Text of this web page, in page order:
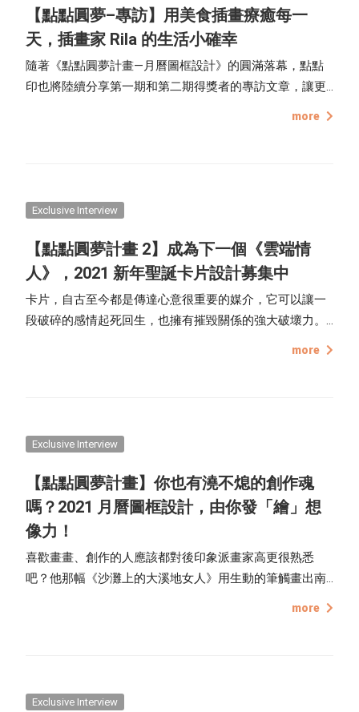
【點點圓夢–專訪】用美食插畫療癒每一
天，插畫家 Rila 的生活小確幸
隨著《點點圓夢計畫—月曆圖框設計》的圓滿落幕，點點
印也將陸續分享第一期和第二期得獎者的專訪文章，讓更
more
Exclusive Interview
【點點圓夢計畫 2】成為下一個《雲端情
人》，2021 新年聖誕卡片設計募集中
卡片，自古至今都是傳達心意很重要的媒介，它可以讓一
段破碎的感情起死回生，也擁有摧毀關係的強大破壞力。
more
Exclusive Interview
【點點圓夢計畫】你也有澆不熄的創作魂
嗎？2021 月曆圖框設計，由你發「繪」想
像力！
喜歡畫畫、創作的人應該都對後印象派畫家高更很熟悉
吧？他那幅《沙灘上的大溪地女人》用生動的筆觸畫出南
more
Exclusive Interview